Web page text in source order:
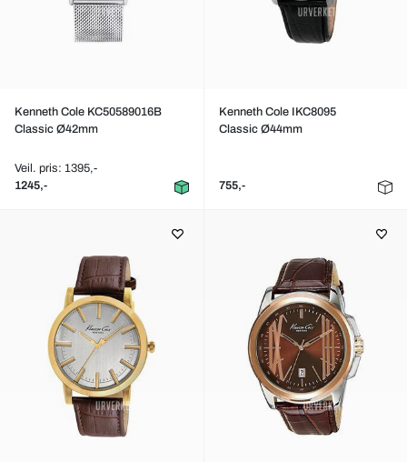
Kenneth Cole KC50589016B
Classic Ø42mm
Veil. pris: 1395,-
1245,-
Kenneth Cole IKC8095
Classic Ø44mm
755,-